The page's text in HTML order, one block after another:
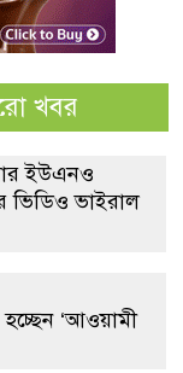
খবর
ইউএনও
ভিডিও ভাইরাল
‘আওয়ামী